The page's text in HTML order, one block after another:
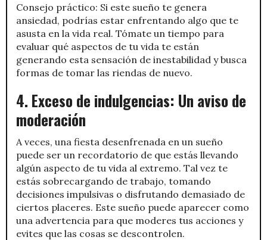
Consejo práctico: Si este sueño te genera
ansiedad, podrías estar enfrentando algo que te
asusta en la vida real. Tómate un tiempo para
evaluar qué aspectos de tu vida te están
generando esta sensación de inestabilidad y busca
formas de tomar las riendas de nuevo.
4. Exceso de indulgencias: Un aviso de
moderación
A veces, una fiesta desenfrenada en un sueño
puede ser un recordatorio de que estás llevando
algún aspecto de tu vida al extremo. Tal vez te
estás sobrecargando de trabajo, tomando
decisiones impulsivas o disfrutando demasiado de
ciertos placeres. Este sueño puede aparecer como
una advertencia para que moderes tus acciones y
evites que las cosas se descontrolen.